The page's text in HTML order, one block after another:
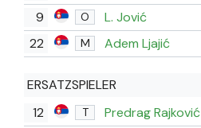
9 O L. Jović
22 M Adem Ljajić
ERSATZSPIELER
12
T
Predrag Rajković